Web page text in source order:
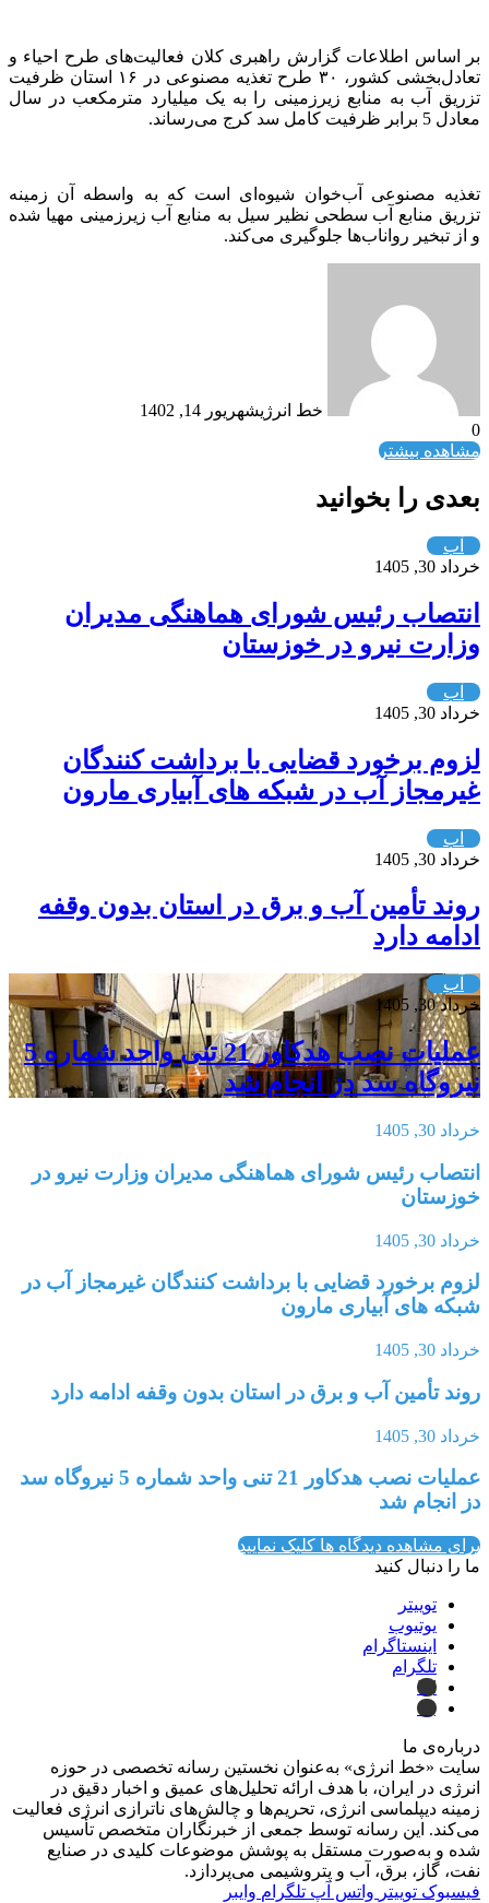
بر اساس اطلاعات گزارش راهبری کلان فعالیت‌های طرح احیاء و
تعادل‌بخشی کشور، ۳۰ طرح تغذیه مصنوعی در ۱۶ استان ظرفیت
تزریق آب به منابع زیرزمینی را به یک میلیارد مترمکعب در سال
معادل 5 برابر ظرفیت کامل سد کرج می‌رساند.
تغذیه مصنوعی آب‌خوان‌ شیوه‌ای است که به واسطه آن زمینه
تزریق منابع آب سطحی نظیر سیل به منابع آب زیرزمینی مهیا شده
و از تبخیر رواناب‌ها جلوگیری می‌کند.
خط انرژیشهریور 14, 1402
0
مشاهده بیشتر
بعدی را بخوانید
آب
خرداد 30, 1405
انتصاب رئیس شورای هماهنگی مدیران
وزارت نیرو در خوزستان
آب
خرداد 30, 1405
لزوم برخورد قضایی با برداشت کنندگان
غیرمجاز آب در شبکه های آبیاری مارون
آب
خرداد 30, 1405
روند تأمین آب و برق در استان بدون وقفه
ادامه دارد
آب
خرداد 30, 1405
عملیات نصب هدکاور 21 تنی واحد شماره 5
نیروگاه سد دز انجام شد
خرداد 30, 1405
انتصاب رئیس شورای هماهنگی مدیران وزارت نیرو در
خوزستان
خرداد 30, 1405
لزوم برخورد قضایی با برداشت کنندگان غیرمجاز آب در
شبکه های آبیاری مارون
خرداد 30, 1405
روند تأمین آب و برق در استان بدون وقفه ادامه دارد
خرداد 30, 1405
عملیات نصب هدکاور 21 تنی واحد شماره 5 نیروگاه سد
دز انجام شد
برای مشاهده دیدگاه ها کلیک نمایید
ما را دنبال کنید
توییتر
یوتیوب
اینستاگرام
تلگرام
ایتا
بله
درباره‌ی ما
سایت «خط انرژی» به‌عنوان نخستین رسانه تخصصی در حوزه
انرژی در ایران، با هدف ارائه تحلیل‌های عمیق و اخبار دقیق در
زمینه دیپلماسی انرژی، تحریم‌ها و چالش‌های ناترازی انرژی فعالیت
می‌کند. این رسانه توسط جمعی از خبرنگاران متخصص تأسیس
شده و به‌صورت مستقل به پوشش موضوعات کلیدی در صنایع
نفت، گاز، برق، آب و پتروشیمی می‌پردازد.
فیسبوک توییتر واتس آپ تلگرام وایبر